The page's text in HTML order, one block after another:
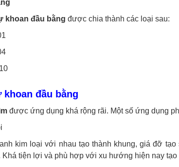
khoan đầu bằng được chia thành các loại sau:
đầu bằng
được ứng dụng khá rộng rãi. Một số ứng dụng
kim loại với nhau tạo thành khung, giá đỡ
Khá tiện lợi và phù hợp với xu hướng hiện nay tạo